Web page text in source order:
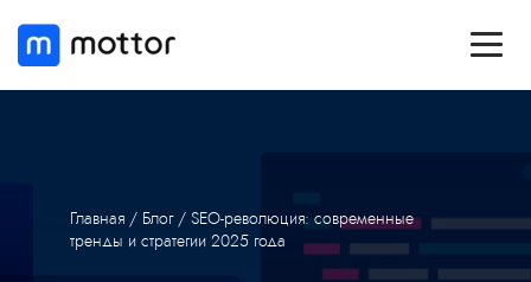
Главная / Блог / SEO-революция: современные
тренды и стратегии 2025 года